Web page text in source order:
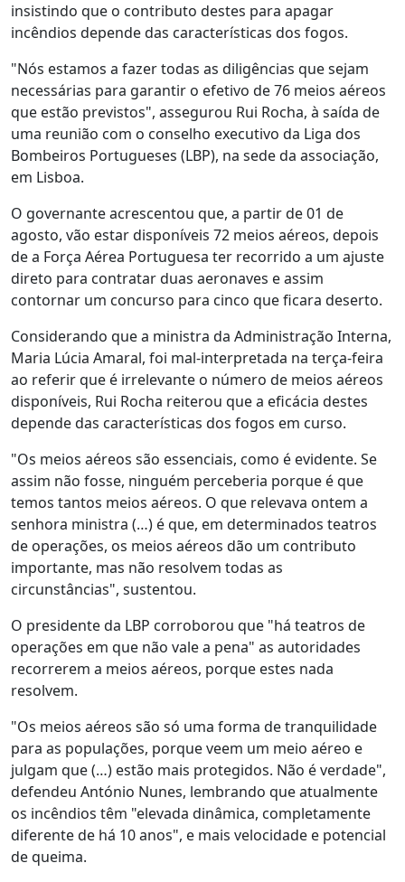
insistindo que o contributo destes para apagar
incêndios depende das características dos fogos.
"Nós estamos a fazer todas as diligências que sejam
necessárias para garantir o efetivo de 76 meios aéreos
que estão previstos", assegurou Rui Rocha, à saída de
uma reunião com o conselho executivo da Liga dos
Bombeiros Portugueses (LBP), na sede da associação,
em Lisboa.
O governante acrescentou que, a partir de 01 de
agosto, vão estar disponíveis 72 meios aéreos, depois
de a Força Aérea Portuguesa ter recorrido a um ajuste
direto para contratar duas aeronaves e assim
contornar um concurso para cinco que ficara deserto.
Considerando que a ministra da Administração Interna,
Maria Lúcia Amaral, foi mal-interpretada na terça-feira
ao referir que é irrelevante o número de meios aéreos
disponíveis, Rui Rocha reiterou que a eficácia destes
depende das características dos fogos em curso.
"Os meios aéreos são essenciais, como é evidente. Se
assim não fosse, ninguém perceberia porque é que
temos tantos meios aéreos. O que relevava ontem a
senhora ministra (…) é que, em determinados teatros
de operações, os meios aéreos dão um contributo
importante, mas não resolvem todas as
circunstâncias", sustentou.
O presidente da LBP corroborou que "há teatros de
operações em que não vale a pena" as autoridades
recorrerem a meios aéreos, porque estes nada
resolvem.
"Os meios aéreos são só uma forma de tranquilidade
para as populações, porque veem um meio aéreo e
julgam que (…) estão mais protegidos. Não é verdade",
defendeu António Nunes, lembrando que atualmente
os incêndios têm "elevada dinâmica, completamente
diferente de há 10 anos", e mais velocidade e potencial
de queima.